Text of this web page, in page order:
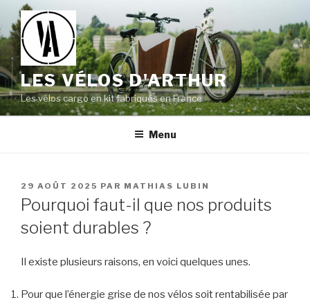
Aller
contenu
principal
LES VÉLOS D'ARTHUR
Les vélos cargo en kit fabriqués en France
Menu
PUBLIÉ
LE
29 AOÛT 2025 PAR MATHIAS LUBIN
Pourquoi faut-il que nos produits
soient durables ?
Il existe plusieurs raisons, en voici quelques unes.
Pour que l’énergie grise de nos vélos soit rentabilisée par